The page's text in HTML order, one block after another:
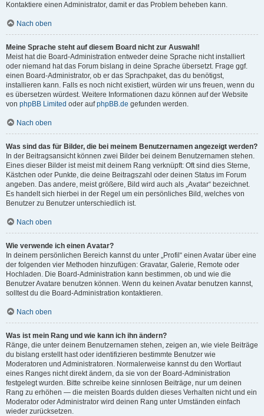
Kontaktiere einen Administrator, damit er das Problem beheben kann.
Nach oben
Meine Sprache steht auf diesem Board nicht zur Auswahl!
Meist hat die Board-Administration entweder deine Sprache nicht installiert
oder niemand hat das Forum bislang in deine Sprache übersetzt. Frage ggf.
einen Board-Administrator, ob er das Sprachpaket, das du benötigst,
installieren kann. Falls es noch nicht existiert, würden wir uns freuen, wenn du
es übersetzen würdest. Weitere Informationen dazu können auf der Website
von phpBB Limited oder aufphpBB.de gefunden werden.
Nach oben
Was sind das für Bilder, die bei meinem Benutzernamen angezeigt werden?
In der Beitragsansicht können zwei Bilder bei deinem Benutzernamen stehen.
Eines dieser Bilder ist meist mit deinem Rang verknüpft: Oft sind dies Sterne,
Kästchen oder Punkte, die deine Beitragszahl oder deinen Status im Forum
angeben. Das andere, meist größere, Bild wird auch als „Avatar“ bezeichnet.
Es handelt sich hierbei in der Regel um ein persönliches Bild, welches von
Benutzer zu Benutzer unterschiedlich ist.
Nach oben
Wie verwende ich einen Avatar?
In deinem persönlichen Bereich kannst du unter „Profil“ einen Avatar über eine
der folgenden vier Methoden hinzufügen: Gravatar, Galerie, Remote oder
Hochladen. Die Board-Administration kann bestimmen, ob und wie die
Benutzer Avatare benutzen können. Wenn du keinen Avatar benutzen kannst,
solltest du die Board-Administration kontaktieren.
Nach oben
Was ist mein Rang und wie kann ich ihn ändern?
Ränge, die unter deinem Benutzernamen stehen, zeigen an, wie viele Beiträge
du bislang erstellt hast oder identifizieren bestimmte Benutzer wie
Moderatoren und Administratoren. Normalerweise kannst du den Wortlaut
eines Ranges nicht direkt ändern, da sie von der Board-Administration
festgelegt wurden. Bitte schreibe keine sinnlosen Beiträge, nur um deinen
Rang zu erhöhen — die meisten Boards dulden dieses Verhalten nicht und ein
Moderator oder Administrator wird deinen Rang unter Umständen einfach
wieder zurücksetzen.